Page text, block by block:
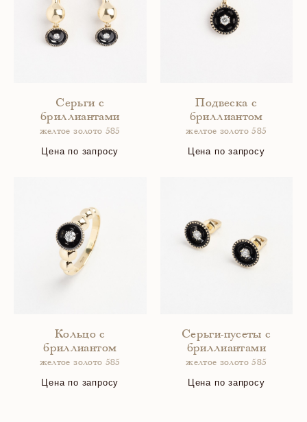
Серьги с
бриллиантами
желтое золото 585
Цена по запросу
Подвеска с
бриллиантом
желтое золото 585
Цена по запросу
Кольцо с
бриллиантом
желтое золото 585
Цена по запросу
Серьги-пусеты с
бриллиантами
желтое золото 585
Цена по запросу